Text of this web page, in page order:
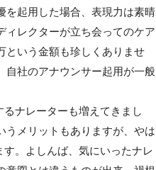
を起用した場合、表現力は素晴
ィレクターが立ち会ってのケア
という金額も珍しくありませ
自社のアナウンサー起用が一般
ナレーターも増えてきまし
うメリットもありますが、やは
。よしんば、気にいったナレ